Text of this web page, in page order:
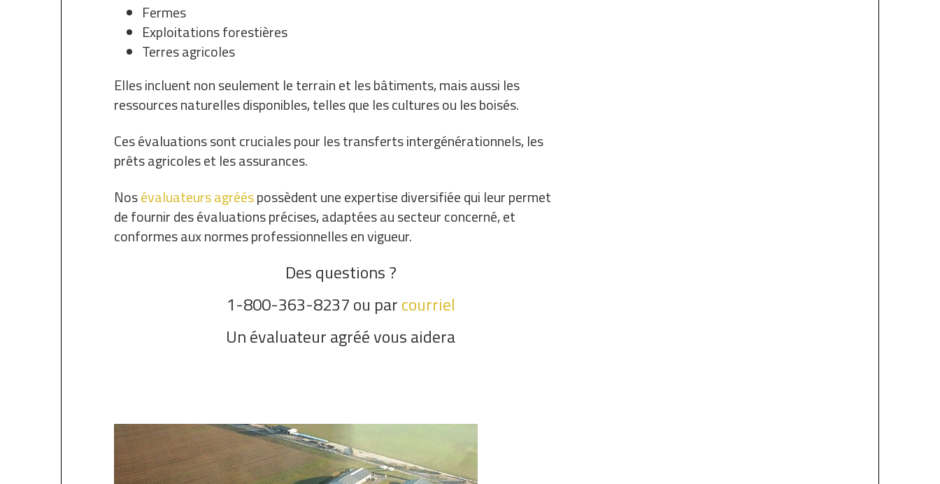
Fermes
Exploitations forestières
Terres agricoles
Elles incluent non seulement le terrain et les bâtiments, mais aussi les
ressources naturelles disponibles, telles que les cultures ou les boisés.
Ces évaluations sont cruciales pour les transferts intergénérationnels, les
prêts agricoles et les assurances.
Nosévaluateurs agrééspossèdent une expertise diversifiée qui leur permet
de fournir des évaluations précises, adaptées au secteur concerné, et
conformes aux normes professionnelles en vigueur.
Des questions ?
1-800-363-8237 ou parcourriel
Un évaluateur agréé vous aidera